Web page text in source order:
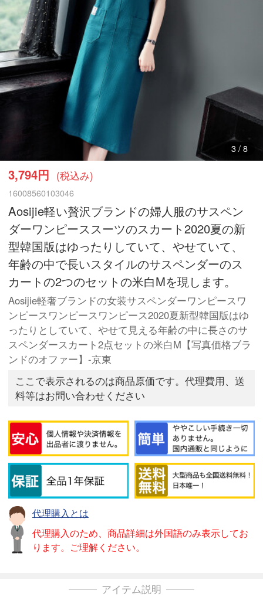
4/ 8
3,794円 (税込み)
16008560103046
Aosijie軽い贅沢ブランドの婦人服のサスペン
ダーワンピーススーツのスカート2020夏の新
型韓国版はゆったりしていて、やせていて、
年齢の中で長いスタイルのサスペンダーのス
カートの2つのセットの米白Mを現します。
Aosijie軽奢ブランドの女装サスペンダーワンピースワ
ンピースワンピースワンピース2020夏新型韓国版はゆ
ったりとしていて、やせて見える年齢の中に長さのサ
スペンダースカート2点セットの米白M【写真価格ブラ
ンドのオファー】-京東
ここで表示されるのは商品原価です。代理費用、送
料等はお問い合わせください
代理購入とは
代理購入のため、商品詳細は外国語のみ表示してお
ります。ご理解ください。
アイテム説明